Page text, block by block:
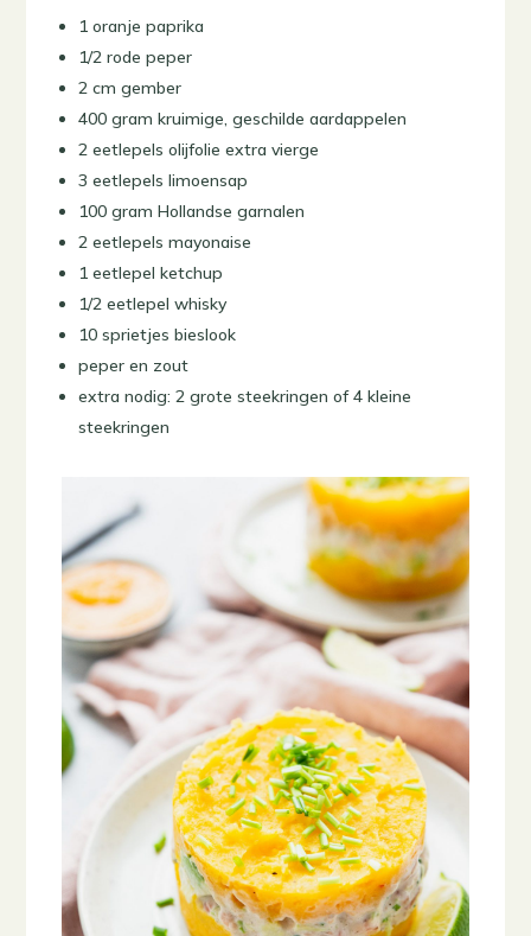
1 oranje paprika
1/2 rode peper
2 cm gember
400 gram kruimige, geschilde aardappelen
2 eetlepels olijfolie extra vierge
3 eetlepels limoensap
100 gram Hollandse garnalen
2 eetlepels mayonaise
1 eetlepel ketchup
1/2 eetlepel whisky
10 sprietjes bieslook
peper en zout
extra nodig: 2 grote steekringen of 4 kleine
steekringen